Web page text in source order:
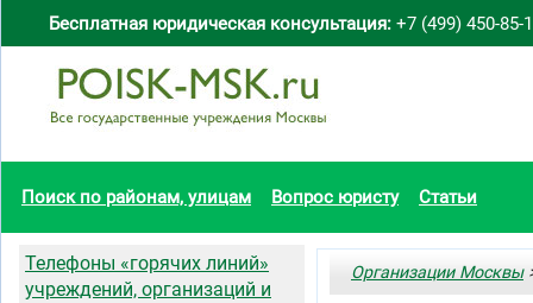
Бесплатная юридическая консультация: +7 (499) 450-85-
Поиск по районам, улицам Вопрос юристу Статьи
Организации Москвы
Телефоны «горячих линий»
учреждений, организаций и